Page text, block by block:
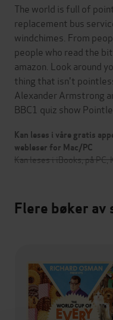
The world is full of
replacement bus
windchimes. From
people who read the
amazon. Look around
thing that isn't
Alexander Armstrong
BBC1 quiz show
Kan leses i våre gratis
webleser for Mac/PC
Kan leses i iBooks, på
Flere bøker